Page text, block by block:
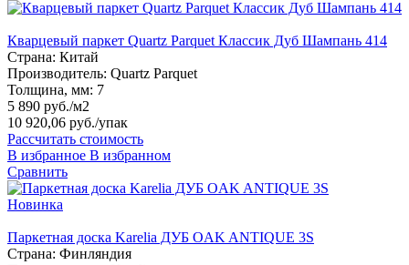
Кварцевый паркет Quartz Parquet Классик Дуб Шампань 414
Страна: Китай
Производитель: Quartz Parquet
Толщина, мм: 7
5 890 руб./м2
10 920,06 руб./упак
Рассчитать стоимость
В избранное В избранном
Сравнить
Новинка
Паркетная доска Karelia ДУБ OAK ANTIQUE 3S
Страна: Финляндия